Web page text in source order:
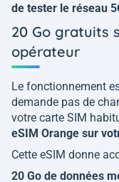
de tester le réseau
20 Go gratuits
opérateur
Le fonctionnement
demande pas de
votre carte SIM
eSIM Orange sur
Cette eSIM donne
20 Go de données